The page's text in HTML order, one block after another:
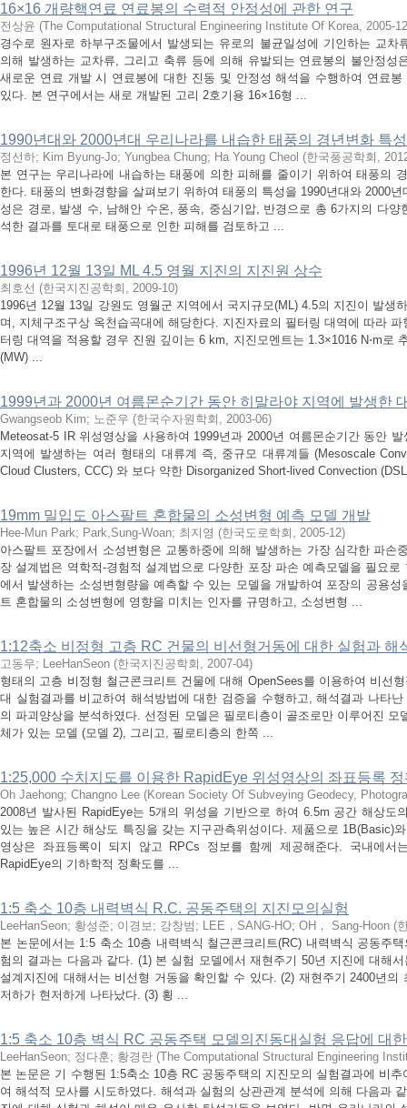
16×16 개량핵연료 연료봉의 수력적 안정성에 관한 연구
전상윤 (The Computational Structural Engineering Institute Of Korea, 2005-12
경수로 원자로 하부구조물에서 발생되는 유로의 불균일성에 기인하는 교차
의해 발생하는 교차류, 그리고 축류 등에 의해 유발되는 연료봉의 불안정성
새로운 연료 개발 시 연료봉에 대한 진동 및 안정성 해석을 수행하여 연료
있다. 본 연구에서는 새로 개발된 고리 2호기용 16×16형 ...
1990년대와 2000년대 우리나라를 내습한 태풍의 경년변화 특성
정선하; Kim Byung-Jo; Yungbea Chung; Ha Young Cheol (한국풍공학회 ,
본 연구는 우리나라에 내습하는 태풍에 의한 피해를 줄이기 위하여 태풍의
한다. 태풍의 변화경향을 살펴보기 위하여 태풍의 특성을 1990년대와 2000
성은 경로, 발생 수, 남해안 수온, 풍속, 중심기압, 반경으로 총 6가지의 다양
석한 결과를 토대로 태풍으로 인한 피해를 검토하고 ...
1996년 12월 13일 ML 4.5 영월 지진의 지진원 상수
최호선 (한국지진공학회 , 2009-10)
1996년 12월 13일 강원도 영월군 지역에서 국지규모(ML) 4.5의 지진이 발생
며, 지체구조구상 옥천습곡대에 해당한다. 지진자료의 필터링 대역에 따라
터링 대역을 적용할 경우 진원 깊이는 6 km, 지진모멘트는 1.3×1016 N⋅m로
(MW) ...
1999년과 2000년 여름몬순기간 동안 히말라야 지역에 발생한
Gwangseob Kim; 노준우 (한국수자원학회 , 2003-06)
Meteosat-5 IR 위성영상을 사용하여 1999년과 2000년 여름몬순기간 동안
지역에 발생하는 여러 형태의 대류계 즉, 중규모 대류계들 (Mesoscale
Cloud Clusters, CCC) 와 보다 약한 Disorganized Short-lived Convection
19mm 밀입도 아스팔트 혼합물의 소성변형 예측 모델 개발
Hee-Mun Park; Park,Sung-Woan; 최지영 (한국도로학회 , 2005-12)
아스팔트 포장에서 소성변형은 교통하중에 의해 발생하는 가장 심각한 파손
장 설계법은 역학적-경험적 설계법으로 다양한 포장 파손 예측모델을 필요
에서 발생하는 소성변형량을 예측할 수 있는 모델을 개발하여 포장의 공용
트 혼합물의 소성변형에 영향을 미치는 인자를 규명하고, 소성변형 ...
1:12축소 비정형 고층 RC 건물의 비선형거동에 대한 실험과 해
고동우; LeeHanSeon (한국지진공학회 , 2007-04)
형태의 고층 비정형 철근콘크리트 건물에 대해 OpenSees를 이용하여 비선
대 실험결과를 비교하여 해석방법에 대한 검증을 수행하고, 해석결과 나타
의 파괴양상을 분석하였다. 선정된 모델은 필로티층이 골조로만 이루어진
체가 있는 모델 (모델 2), 그리고, 필로티층의 한쪽 ...
1:25,000 수치지도를 이용한 RapidEye 위성영상의 좌표등록
Oh Jaehong; Changno Lee (Korean Society Of Subveying Geodecy,
2008년 발사된 RapidEye는 5개의 위성을 기반으로 하여 6.5m 공간 해상도
있는 높은 시간 해상도 특징을 갖는 지구관측위성이다. 제품으로 1B(Basic)
영상은 좌표등록이 되지 않고 RPCs 정보를 함께 제공해준다. 국내에서
RapidEye의 기하학적 정확도를 ...
1:5 축소 10층 내력벽식 R.C. 공동주택의 지진모의실험
LeeHanSeon; 황성준; 이경보; 강창범 ; LEE，SANG-HO; OH， Sang-Hoon (
본 논문에서는 1:5 축소 10층 내력벽식 철근콘크리트(RC) 내력벽식 공동주
험의 결과는 다음과 같다. (1) 본 실험 모델에서 재현주기 50년 지진에 대해
설계지진에 대해서는 비선형 거동을 확인할 수 있다. (2) 재현주기 2400년
저하가 현저하게 나타났다. (3) 횡 ...
1:5 축소 10층 벽식 RC 공동주택 모델의진동대실험 응답에 대
LeeHanSeon; 정다훈; 황경란 (The Computational Structural Engineering
본 논문은 기 수행된 1:5축소 10층 RC 공동주택의 지진모의 실험결과에 비
여 해석적 모사를 시도하였다. 해석과 실험의 상관관계 분석에 의해 다음과